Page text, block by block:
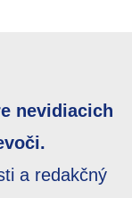
nevidiacich
a redakčný